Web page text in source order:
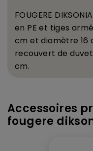
FOUGERE
en PE et tiges armé
cm et diamètre 16
recouvert de
cm.
Accessoires
fougere